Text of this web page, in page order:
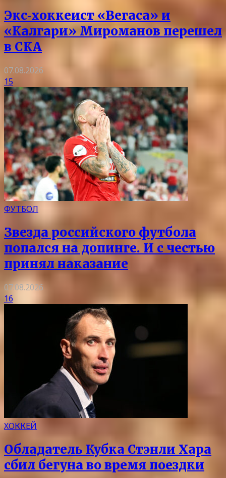
Экс‑хоккеист «Вегаса» и
«Калгари» Мироманов перешел
в СКА
07.08.2026
15
ФУТБОЛ
Звезда российского футбола
попался на допинге. И с честью
принял наказание
07.08.2026
16
ХОККЕЙ
Обладатель Кубка Стэнли Хара
сбил бегуна во время поездки